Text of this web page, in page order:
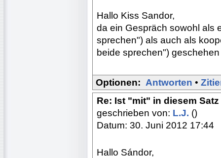
Hallo Kiss Sandor,
da ein Gespräch sowohl als
sprechen") als auch als
beide sprechen")
Optionen: Antworten •
Re: Ist "mit" in diesem
geschrieben von: L.J. ()
Datum: 30. Juni 2012 17:44
Hallo Sándor,